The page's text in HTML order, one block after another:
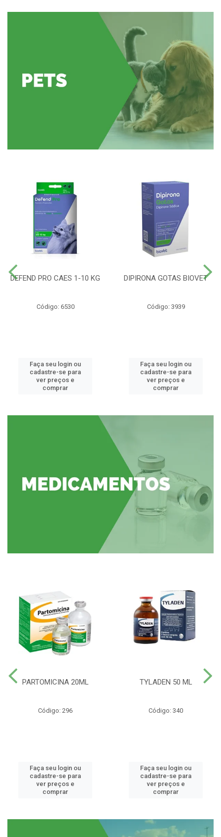
DEFEND PRO CAES 1-10 KG
Código: 6530
Faça seu login ou
cadastre-se para
ver preços e
comprar
DIPIRONA GOTAS BIOVET
Código: 3939
Faça seu login ou
cadastre-se para
ver preços e
comprar
PARTOMICINA 20ML
Código: 296
Faça seu login ou
cadastre-se para
ver preços e
comprar
TYLADEN 50 ML
Código: 340
Faça seu login ou
cadastre-se para
ver preços e
comprar